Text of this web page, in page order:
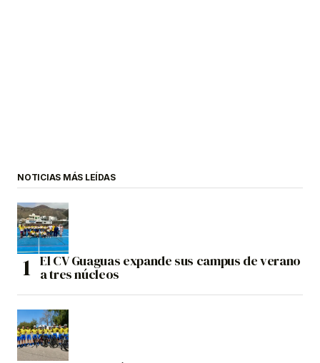
NOTICIAS MÁS LEÍDAS
El CV Guaguas expande sus campus de verano
a tres núcleos